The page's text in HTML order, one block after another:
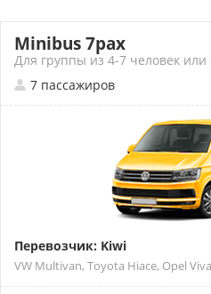
Minibus 7pax
Для группы из 4-7 человек или
7 пассажиров
Перевозчик: Kiwi
VW Multivan, Toyota Hiace, Opel